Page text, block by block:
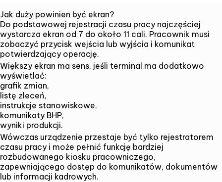
Jak duży powinien być ekran?
Do podstawowej rejestracji czasu pracy najczęściej
wystarcza ekran od 7 do około 11 cali. Pracownik musi
zobaczyć przycisk wejścia lub wyjścia i komunikat
potwierdzający operację.
Większy ekran ma sens, jeśli terminal ma dodatkowo
wyświetlać:
grafik zmian,
listę zleceń,
instrukcje stanowiskowe,
komunikaty BHP,
wyniki produkcji.
Wówczas urządzenie przestaje być tylko rejestratorem
czasu pracy i może pełnić funkcję bardziej
rozbudowanego kiosku pracowniczego,
zapewniającego dostęp do komunikatów, dokumentów
lub informacji kadrowych.